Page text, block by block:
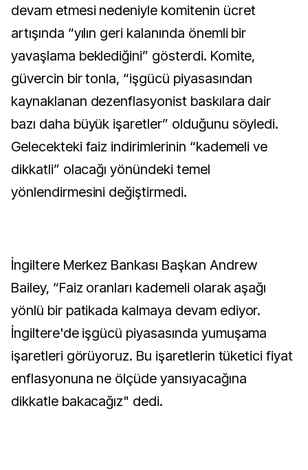
devam etmesi nedeniyle komitenin ücret
artışında “yılın geri kalanında önemli bir
yavaşlama beklediğini” gösterdi. Komite,
güvercin bir tonla, “işgücü piyasasından
kaynaklanan dezenflasyonist baskılara dair
bazı daha büyük işaretler” olduğunu söyledi.
Gelecekteki faiz indirimlerinin “kademeli ve
dikkatli” olacağı yönündeki temel
yönlendirmesini değiştirmedi.
İngiltere Merkez Bankası Başkan Andrew
Bailey, “Faiz oranları kademeli olarak aşağı
yönlü bir patikada kalmaya devam ediyor.
İngiltere'de işgücü piyasasında yumuşama
işaretleri görüyoruz. Bu işaretlerin tüketici fiyat
enflasyonuna ne ölçüde yansıyacağına
dikkatle bakacağız" dedi.